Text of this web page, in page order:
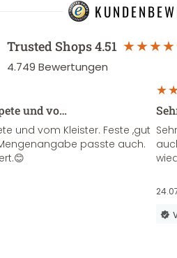
Trusted Shops4.51
4.749 Bewertungen
und vo…
und vom Kleister. Feste ,gut
passte auch.